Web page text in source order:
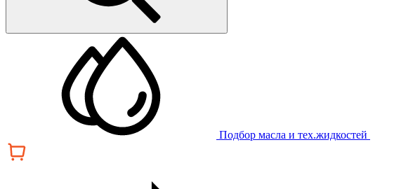
Подбор масла и тех.жидкостей